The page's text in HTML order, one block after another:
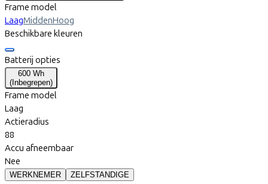
Frame model
LaagMiddenHoog
Beschikbare kleuren
Batterij opties
600 Wh
( Inbegrepen)
Frame model
Laag
Actieradius
88
Accu afneembaar
Nee
WERKNEMER ZELFSTANDIGE